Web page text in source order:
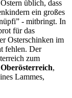
üblich, dass
ein großes
- mitbringt. In
für das
Osterschinken im
fehlen. Der
zum
Oberösterreich,
Lammes,